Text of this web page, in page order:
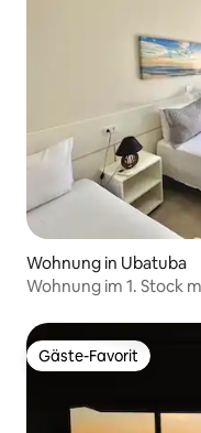
Wohnung in Ubatuba
Wohnung im 1. Stock
Gäste-Favorit
Gäste-Favorit